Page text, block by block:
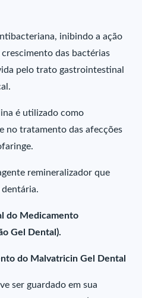
inibindo a ação
das bactérias
pelo trato gastrointestinal
é utilizado como
no tratamento das afecções
remineralizador que
do Medicamento
Gel Dental).
do Malvatricin Gel Dental
ser guardado em sua